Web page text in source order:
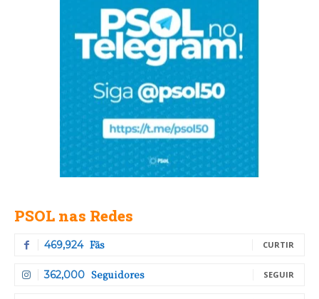
PSOL nas Redes
469,924 Fãs CURTIR
362,000 Seguidores SEGUIR